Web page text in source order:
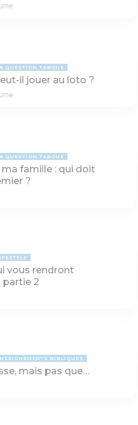
QUESTION TABOUE
il jouer au loto ?
QUESTION TABOUE
ma famille : qui doit
?
vous rendront
partie 2
BIBLIQUES
mais pas que…